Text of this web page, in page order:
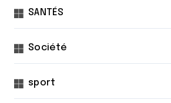
SANTÉS
Société
sport